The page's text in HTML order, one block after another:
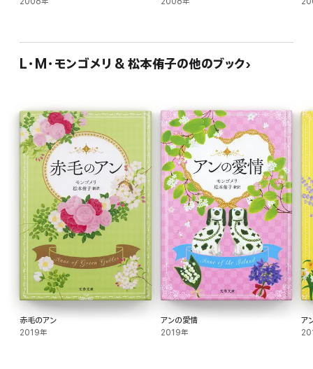
●特徴3)口絵写真12点と地図2点
プリングル一族の邸宅を思わせる豪邸など。また雪景色のグリーン・ゲイブルズ、モ
ンゴメリが1935年に本作を書き始めたオンタリオ州ノーヴァルの牧師館など。カナ
ダ東海岸と島の地図も収載。
●特徴4)あとがき……小説をより深く、楽しく読むために……
一、『風柳荘(ウィンディ・ウィローズ)のアン』と『北風のうしろの国』
二、アンの下宿の屋号「風柳荘」
三、小説の舞台サマーサイドとモンゴメリ
四、アンが暮らす塔のある家「アン女王復活様式」
五、本作の構成--アンの物語に織りこまれるスピンオフの短編小説
六、三つの文体からなる小説
L・M・モンゴメリ & 松本侑子の他のブック
赤毛のアン
2019年
アンの愛情
2019年
ア